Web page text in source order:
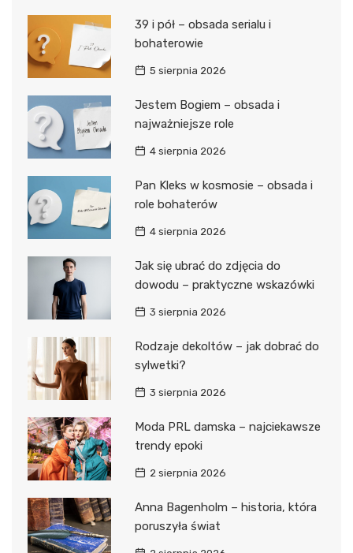
39 i pół – obsada serialu i
bohaterowie
5 sierpnia 2026
Jestem Bogiem – obsada i
najważniejsze role
4 sierpnia 2026
Pan Kleks w kosmosie – obsada i
role bohaterów
4 sierpnia 2026
Jak się ubrać do zdjęcia do
dowodu – praktyczne wskazówki
3 sierpnia 2026
Rodzaje dekoltów – jak dobrać do
sylwetki?
3 sierpnia 2026
Moda PRL damska – najciekawsze
trendy epoki
2 sierpnia 2026
Anna Bagenholm – historia, która
poruszyła świat